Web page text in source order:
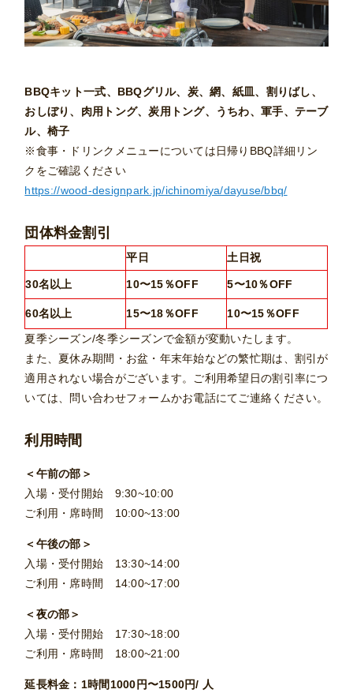
BBQキット一式、BBQグリル、炭、網、紙皿、割りばし、
おしぼり、肉用トング、炭用トング、うちわ、軍手、テーブ
ル、椅子
※食事・ドリンクメニューについては日帰りBBQ詳細リン
クをご確認ください
https://wood-designpark.jp/ichinomiya/dayuse/bbq/
団体料金割引
平日 土日祝
30名以上 10〜15％OFF 5〜10％OFF
60名以上 15〜18％OFF
10〜15％OFF
夏季シーズン/冬季シーズンで金額が変動いたします。
また、 夏休み期間・お盆・年末年始などの繁忙期は、割引が
適用されない場合がございます。ご利用希望日の割引率につ
いては、問い合わせフォームかお電話にてご連絡ください。
利用時間
＜午前の部＞
入場・受付開始 9:30~10:00
ご利用・席時間 10:00~13:00
＜午後の部＞
入場・受付開始 13:30~14:00
ご利用・席時間 14:00~17:00
＜夜の部＞
入場・受付開始 17:30~18:00
ご利用・席時間 18:00~21:00
延長料金：1時間1000円〜1500円/ 人